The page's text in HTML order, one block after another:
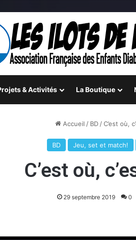
& Activités La Boutique
Accueil / BD / C’est où,
BD Jeu, set et match!
C’est où,
29 septembre 2019 0